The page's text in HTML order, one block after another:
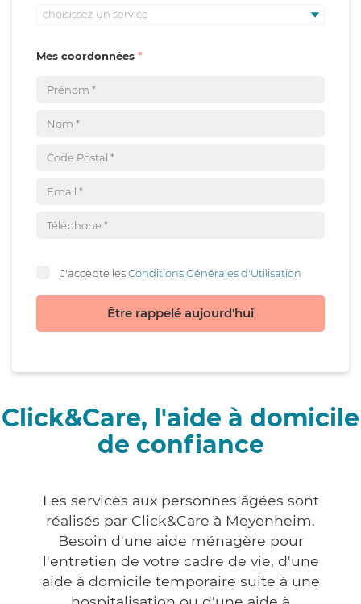
choisissez un service
Mes coordonnées
J'accepte lesConditions Générales d'Utilisation
Être rappelé aujourd'hui
Click&Care, l'aide à domicile
de confiance
Les services aux personnes âgées sont
réalisés par Click&Care à Meyenheim.
Besoin d'une aide ménagère pour
l'entretien de votre cadre de vie, d'une
aide à domicile temporaire suite à une